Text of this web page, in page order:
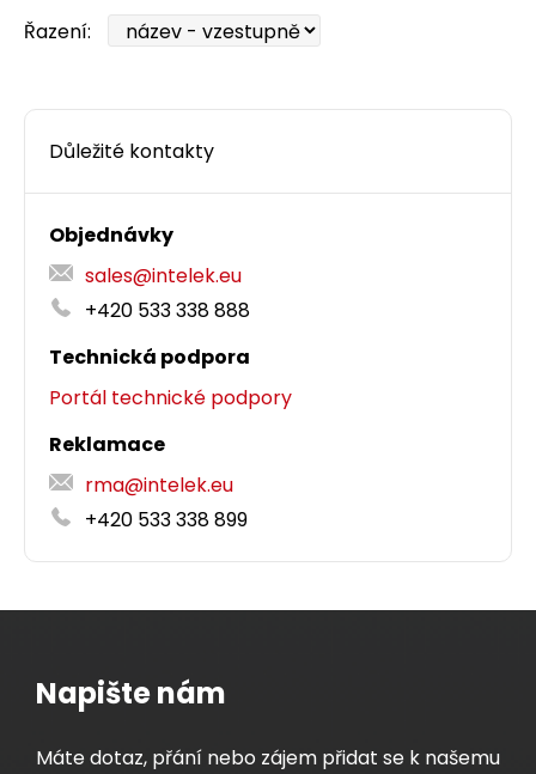
Důležité kontakty
Objednávky
sales@intelek.eu
+420 533 338 888
Technická podpora
Portál technické podpory
Reklamace
rma@intelek.eu
+420 533 338 899
Řazení:
Napište nám
Máte dotaz, přání nebo zájem přidat se k našemu